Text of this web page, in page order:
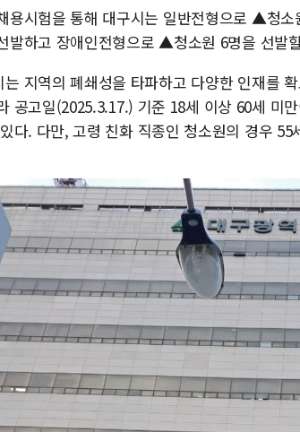
용시험을 통해 대구시는 일반전형으로 ▲청
발하고 장애인전형으로 ▲청소원 6명을 선발
는 지역의 폐쇄성을 타파하고 다양한 인재를
공고일(2025.3.17.) 기준 18세 이상 60세 미
다. 다만, 고령 친화 직종인 청소원의 경우